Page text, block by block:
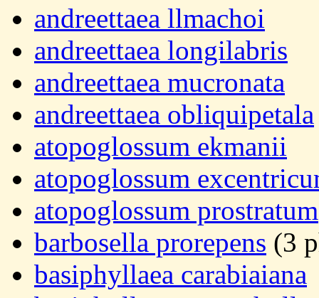
andreettaea llmachoi
andreettaea longilabris
andreettaea mucronata
andreettaea obliquipetala
atopoglossum ekmanii
atopoglossum
atopoglossum prostratum
barbosella prorepens (3
basiphyllaea carabiaiana